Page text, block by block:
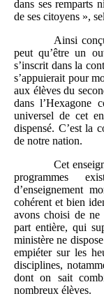
dans ses remparts
de ses citoyens »,
Ainsi
peut qu’être un
s’inscrit dans la
s’appuierait pour
aux élèves du
dans l’Hexagone
universel de cet
dispensé. C’est la
de notre nation.
Cet
programmes
d’enseignement
cohérent et bien
avons choisi de ne
part entière, qui
ministère ne
empiéter sur les
disciplines,
dont on sait
nombreux élèves.